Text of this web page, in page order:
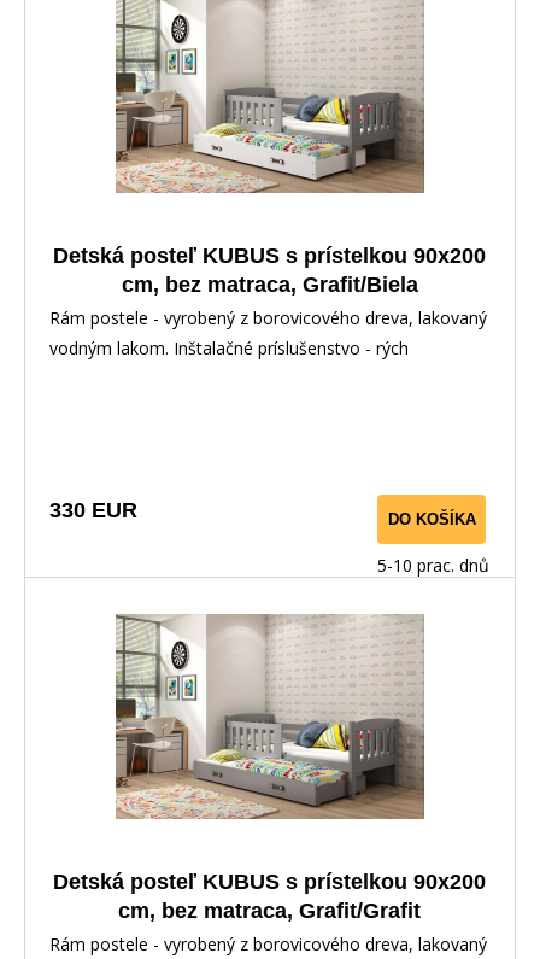
Detská posteľ KUBUS s prístelkou 90x200
cm, bez matraca, Grafit/Biela
Rám postele - vyrobený z borovicového dreva, lakovaný
vodným lakom. Inštalačné príslušenstvo - rých
330 EUR DO KOŠÍKA
5-10 prac. dnů
Detská posteľ KUBUS s prístelkou 90x200
cm, bez matraca, Grafit/Grafit
Rám postele - vyrobený z borovicového dreva, lakovaný